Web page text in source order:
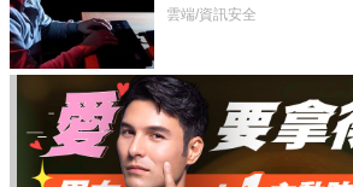
癱瘓全球！
雲端/資訊安全